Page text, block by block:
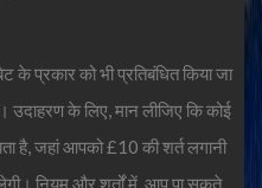
प्रकार को भी प्रतिबंधित किया जा
के लिए, मान लीजिए कि कोई
है, जहां आपको £10 की शर्त लगानी
नियम और शर्तों में, आप पा सकते